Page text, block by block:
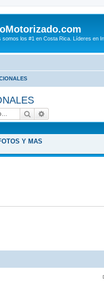
somos los #1 en Costa Rica. Líderes en
Buscar
Y MAS